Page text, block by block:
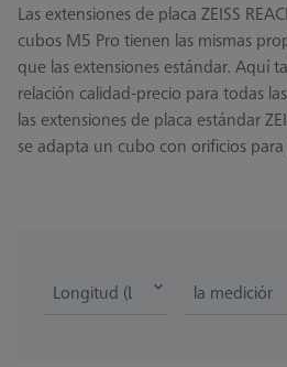
Las extensiones de placa ZEISS
cubos M5 Pro tienen las mismas
que las extensiones estándar. Aquí
relación calidad-precio para todas
las extensiones de placa estándar
se adapta un cubo con orificios para
Longitud (L) la medición